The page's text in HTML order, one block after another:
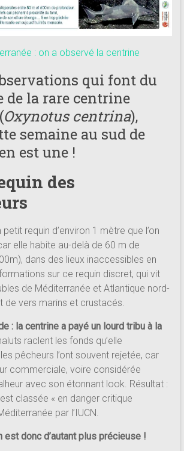
: on a observé la centrine
qui font du
de la rare centrine
Oxynotus centrina),
semaine au sud de
est une !
des
requin d’environ 1 mètre que l’on
elle habite au-delà de 60 m de
dans des lieux inaccessibles en
sur ce requin discret, qui vit
de Méditerranée et Atlantique nord-
de vers marins et crustacés.
: la centrine a payé un lourd tribu à la
raclent les fonds qu’elle
pêcheurs l’ont souvent rejetée, car
commerciale, voire considérée
avec son étonnant look. Résultat :
classée « en danger critique
par l’IUCN.
donc d’autant plus précieuse !